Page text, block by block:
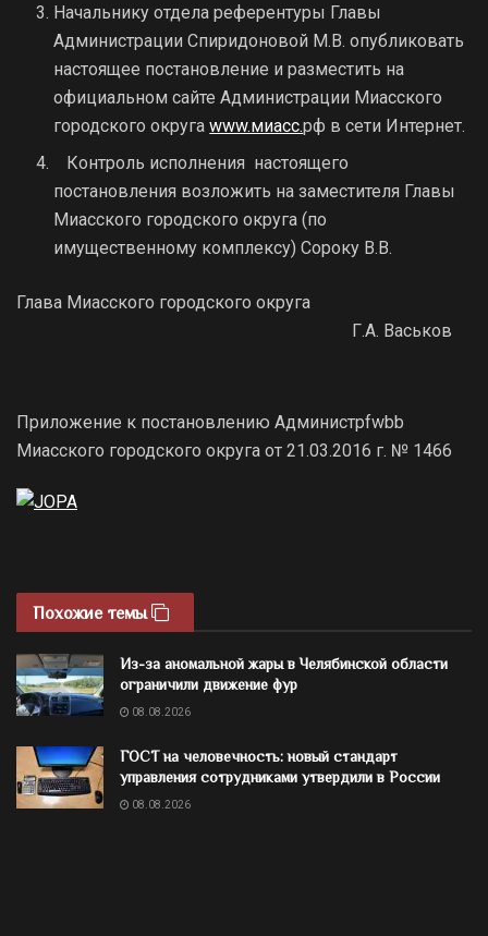
Начальнику отдела референтуры Главы
Администрации Спиридоновой М.В. опубликовать
настоящее постановление и разместить на
официальном сайте Администрации Миасского
городского округаwww.миасс.рф в сети Интернет.
Контроль исполнения настоящего
постановления возложить на заместителя Главы
Миасского городского округа (по
имущественному комплексу) Сороку В.В.
Глава Миасского городского округа
Г.А. Васьков
Приложение к постановлению Администрfwbb
Миасского городского округа от 21.03.2016 г. № 1466
Похожие темы
Из-за аномальной жары в Челябинской области
ограничили движение фур
08.08.2026
ГОСТ на человечность: новый стандарт
управления сотрудниками утвердили в России
08.08.2026